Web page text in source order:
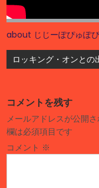
about じじーぽぴゅぽ
投
稿
ビ
ゲ
ー
シ
ロッキング・オンとの
コメントを残す
メールアドレスが公開さ
欄は必須項目です
コメント ※